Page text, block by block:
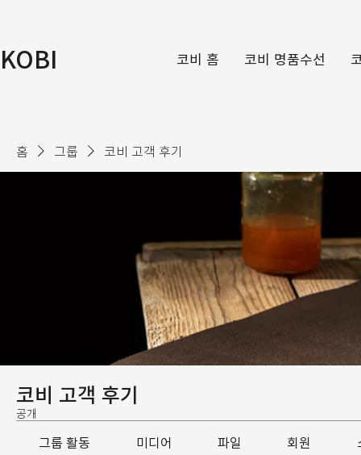
KOBI 코비 홈 코비 명품수선
홈 그룹 코비 고객 후기
코비 고객 후기
공개
그룹 활동 미디어 파일 회원